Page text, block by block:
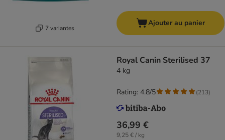
7 variantes
Ajouter au panier
Royal Canin Sterilised 37
4 kg
36,99 €
9,25 € / kg
Rating: 4.8/5 (213)